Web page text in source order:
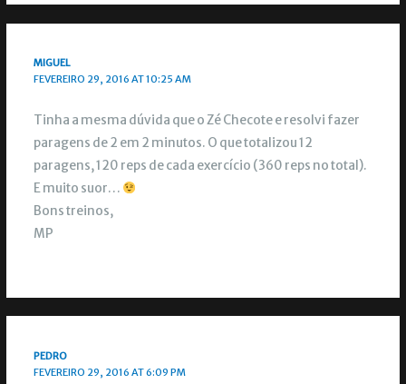
MIGUEL
FEVEREIRO 29, 2016 AT 10:25 AM
Tinha a mesma dúvida que o Zé Checote e resolvi fazer
paragens de 2 em 2 minutos. O que totalizou 12
paragens, 120 reps de cada exercício (360 reps no total).
E muito suor…
Bons treinos,
MP
PEDRO
FEVEREIRO 29, 2016 AT 6:09 PM